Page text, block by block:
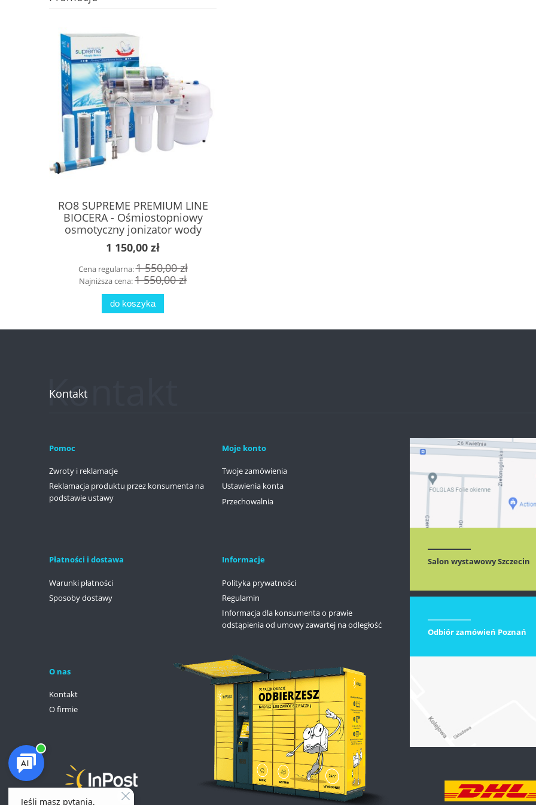
RO8 SUPREME PREMIUM LINE
BIOCERA - Ośmiostopniowy
osmotyczny jonizator wody
1 150,00 zł
Cena regularna:1 550,00 zł
Najniższa cena:1 550,00 zł
do koszyka
Kontakt
Pomoc
Zwroty i reklamacje
Reklamacja produktu przez konsumenta na
podstawie ustawy
Moje konto
Twoje zamówienia
Ustawienia konta
Przechowalnia
Płatności i dostawa
Warunki płatności
Sposoby dostawy
Informacje
Polityka prywatności
Regulamin
Informacja dla konsumenta o prawie
odstąpienia od umowy zawartej na odległość
O nas
Kontakt
O firmie
Salon wystawowy Szczecin
Odbiór zamówień Poznań